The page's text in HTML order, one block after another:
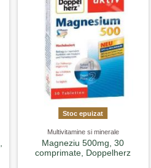
Stoc epuizat
Multivitamine si minerale
Magneziu 500mg, 30
comprimate, Doppelherz